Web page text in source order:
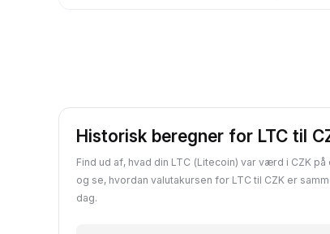
Historisk beregner for LTC til
Find ud af, hvad din LTC (Litecoin) var værd i CZK
og se, hvordan valutakursen for LTC til CZK er
dag.